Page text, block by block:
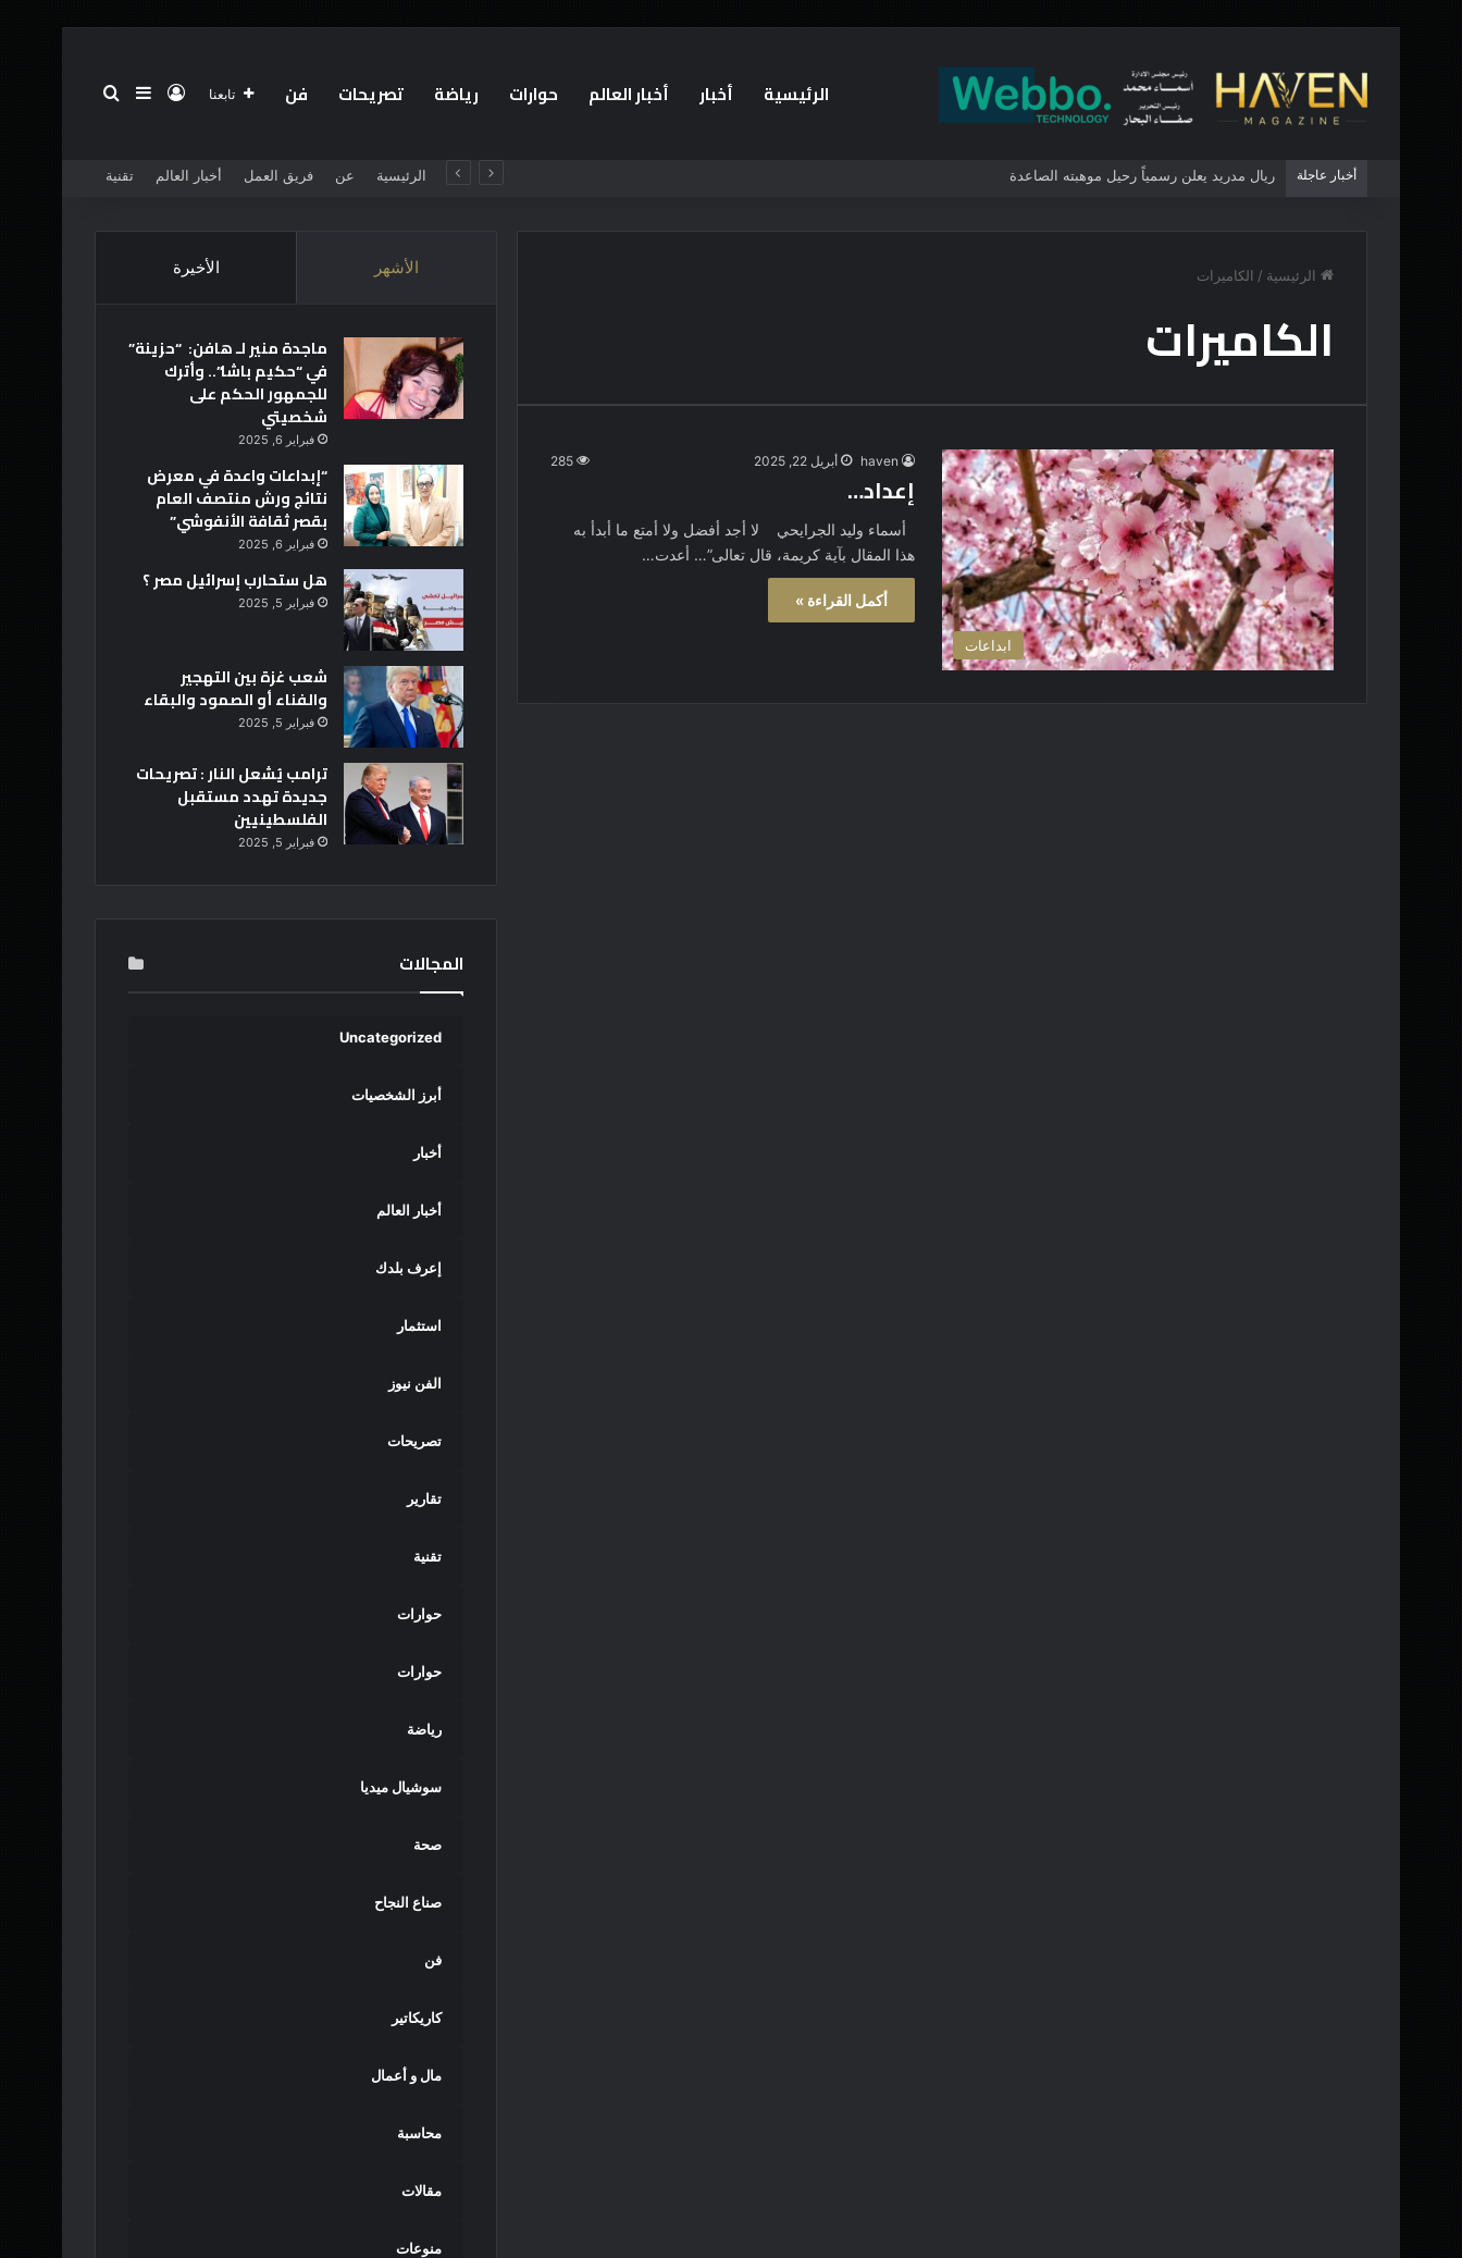
الرئيسية أخبار أخبار العالم حوارات رياضة تصريحات فن تابعنا تسجيل الدخول
إضافة عمود جانبي
أخبار عاجلة ريال مدريد يعلن رسمياً رحيل موهبته الصاعدة الرئيسية عن فريق العمل أخبار العالم تقنية
الرئيسية / الكاميرات
الكاميرات
ابداعات
haven أبريل 22, 2025 285
إعداد…
أسماء وليد الجرايحي لا أجد أفضل ولا أمتع ما أبدأ به
هذا المقال بآية كريمة، قال تعالى”… أعدت…
أكمل القراءة »
الأشهر الأخيرة
ماجدة منير لـ هافن: “حزينة”
في “حكيم باشا”.. وأترك
للجمهور الحكم على
شخصيتي
فبراير 6, 2025
“إبداعات واعدة في معرض
نتائج ورش منتصف العام
بقصر ثقافة الأنفوشي”
فبراير 6, 2025
هل ستحارب إسرائيل مصر ؟
فبراير 5, 2025
شعب غزة بين التهجير
والفناء أو الصمود والبقاء
فبراير 5, 2025
ترامب يُشعل النار : تصريحات
جديدة تهدد مستقبل
الفلسطينيين
فبراير 5, 2025
المجالات
Uncategorized
أبرز الشخصيات
أخبار
أخبار العالم
إعرف بلدك
استثمار
الفن نيوز
تصريحات
تقارير
تقنية
حوارات
حوارات
رياضة
سوشيال ميديا
صحة
صناع النجاح
فن
كاريكاتير
مال و أعمال
محاسبة
مقالات
منوعات